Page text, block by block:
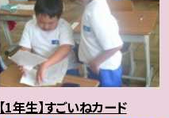
【1年生】すごいねカード